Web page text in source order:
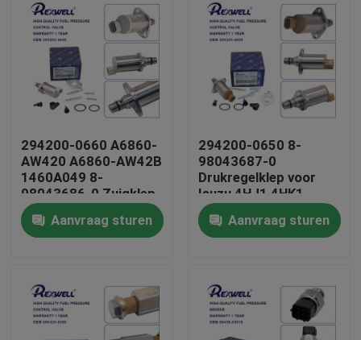
Huis
Producten
294200-0660 A6860-
AW420 A6860-AW42B
1460A049 8-
98043686-0 Zuigklep
voor Nissan Almera
Navara NP300 X-Trail
Primera Mitsubishi
Aanvraag sturen
294200-0650 8-
98043687-0
Drukregelklep voor
Isuzu 4HJ1 4HK1
6HK1
Aanvraag sturen